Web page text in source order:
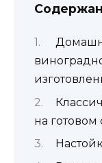
на готовом